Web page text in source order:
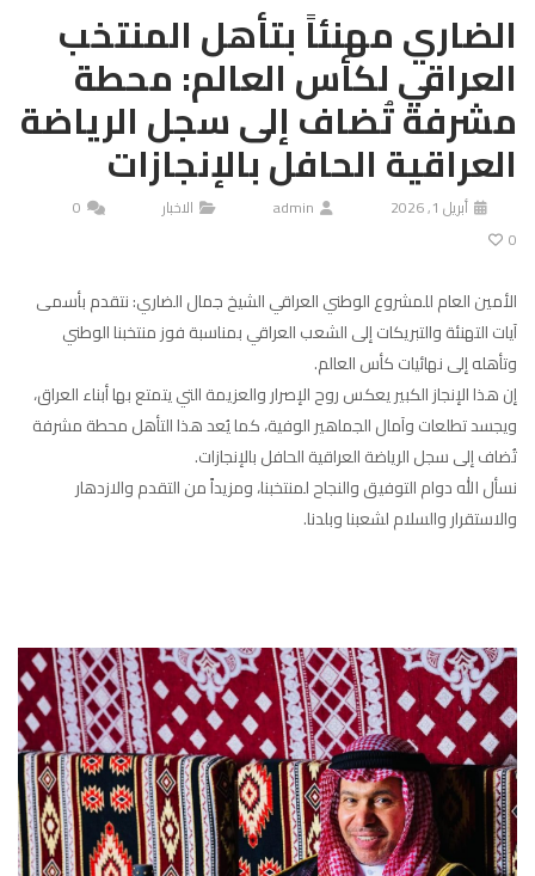
الضاري مهنئاً بتأهل المنتخب
العراقي لكأس العالم: محطة
مشرفة تُضاف إلى سجل الرياضة
العراقية الحافل بالإنجازات
أبريل 1, 2026 admin الاخبار
0
0
الأمين العام للمشروع الوطني العراقي الشيخ جمال الضاري: نتقدم بأسمى
آيات التهنئة والتبريكات إلى الشعب العراقي بمناسبة فوز منتخبنا الوطني
وتأهله إلى نهائيات كأس العالم.
إن هذا الإنجاز الكبير يعكس روح الإصرار والعزيمة التي يتمتع بها أبناء العراق،
ويجسد تطلعات وآمال الجماهير الوفية، كما يُعد هذا التأهل محطة مشرفة
تُضاف إلى سجل الرياضة العراقية الحافل بالإنجازات.
نسأل الله دوام التوفيق والنجاح لمنتخبنا، ومزيداً من التقدم والازدهار
والاستقرار والسلام لشعبنا وبلدنا.